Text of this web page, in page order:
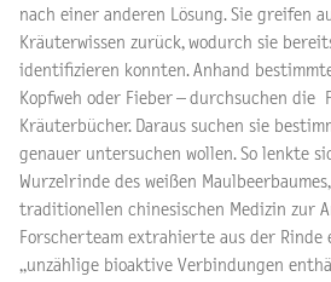
nach einer anderen Lösung. Sie greifen
Kräuterwissen zurück, wodurch sie
identifizieren konnten. Anhand
Kopfweh oder Fieber – durchsuchen die
Kräuterbücher. Daraus suchen sie
genauer untersuchen wollen. So lenkte
Wurzelrinde des weißen
traditionellen chinesischen Medizin zur
Forscherteam extrahierte aus der Rinde
„unzählige bioaktive Verbindungen